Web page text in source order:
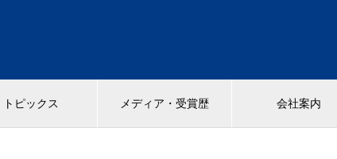
トピックス メディア・受賞歴 会社案内